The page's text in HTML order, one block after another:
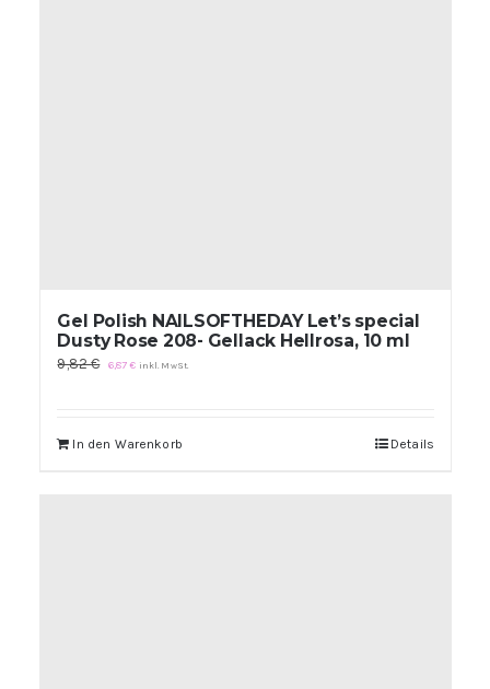
Gel Polish NAILSOFTHEDAY Let’s special
Dusty Rose 208- Gellack Hellrosa, 10 ml
9,82€
Ursprünglicher
6,87€Aktueller
inkl. MwSt.
In den Warenkorb Details